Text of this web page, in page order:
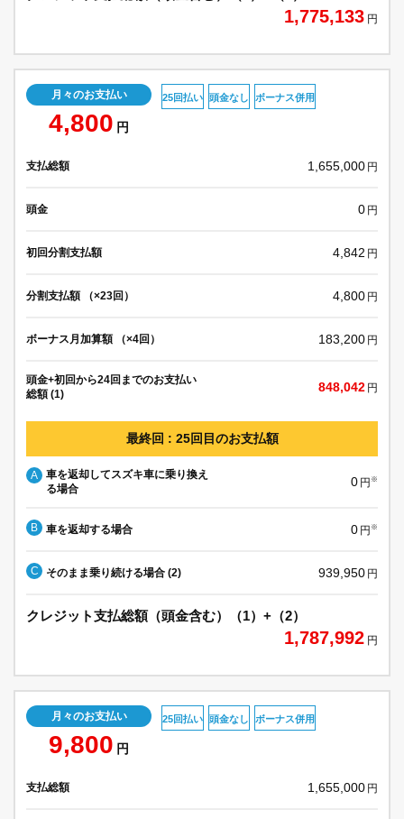
1,775,133 円
月々のお支払い
4,800 円
25回払い 頭金なし ボーナス併用
支払総額 1,655,000 円
頭金 0 円
初回分割支払額 4,842 円
分割支払額 （×23回） 4,800 円
ボーナス月加算額 （×4回） 183,200 円
頭金+初回から24回までのお支払い
総額 (1)
848,042 円
最終回 : 25回目のお支払額
A
車を返却してスズキ車に乗り換え
る場合
0 円 ※
B 車を返却する場合 0 円 ※
C そのまま乗り続ける場合 (2) 939,950 円
クレジット支払総額（頭金含む）（1）+（2）
1,787,992 円
月々のお支払い
9,800 円
25回払い 頭金なし ボーナス併用
支払総額 1,655,000 円